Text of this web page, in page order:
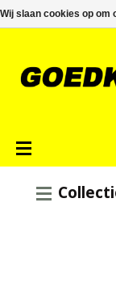
Wij slaan cookies op om